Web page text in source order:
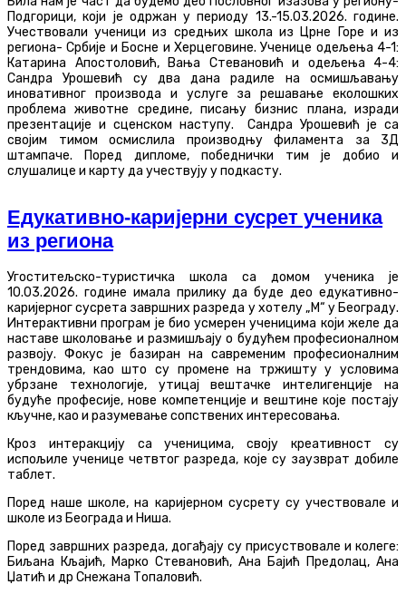
Подгорици, који је одржан у периоду 13.-15.03.2026. године.
Учествовали ученици из средњих школа из Црне Горе и из
региона- Србије и Босне и Херцеговине. Ученице одељења 4-1:
Катарина Апостоловић, Вања Стевановић и одељења 4-4:
Сандра Урошевић су два дана радиле на осмишљавању
иновативног производа и услуге за решавање еколошких
проблема животне средине, писању бизнис плана, изради
презентације и сценском наступу. Сандра Урошевић је са
својим тимом осмислила производњу филамента за 3Д
штампаче. Поред дипломе, победнички тим је добио и
слушалице и карту да учествују у подкасту.
Едукативно-каријерни сусрет ученика
из региона
Угоститељско-туристичка школа са домом ученика је
10.03.2026. године имала прилику да буде део едукативно-
каријерног сусрета завршних разреда у хотелу „М“ у Београду.
Интерактивни програм је био усмерен ученицима који желе да
наставе школовање и размишљају о будућем професионалном
развоју. Фокус је базиран на савременим професионалним
трендовима, као што су промене на тржишту у условима
убрзане технологије, утицај вештачке интелигенције на
будуће професије, нове компетенције и вештине које постају
кључне, као и разумевање сопствених интересовања.
Кроз интеракцију са ученицима, своју креативност су
испољиле ученице четвтог разреда, које су заузврат добиле
таблет.
Поред наше школе, на каријерном сусрету су учествовале и
школе из Београда и Ниша.
Поред завршних разреда, догађају су присуствовале и колеге:
Биљана Кљајић, Марко Стевановић, Ана Бајић Предолац, Ана
Џатић и др Снежана Топаловић.